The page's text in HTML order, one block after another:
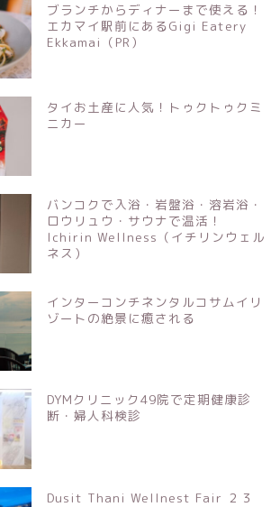
ブランチからディナーまで使える！
エカマイ駅前にあるGigi Eatery
Ekkamai（PR）
タイお土産に人気！トゥクトゥクミ
ニカー
バンコクで入浴・岩盤浴・溶岩浴・
ロウリュウ・サウナで温活！
Ichirin Wellness（イチリンウェル
ネス）
インターコンチネンタルコサムイリ
ゾートの絶景に癒される
DYMクリニック49院で定期健康診
断・婦人科検診
Dusit Thani Wellnest Fair ２３